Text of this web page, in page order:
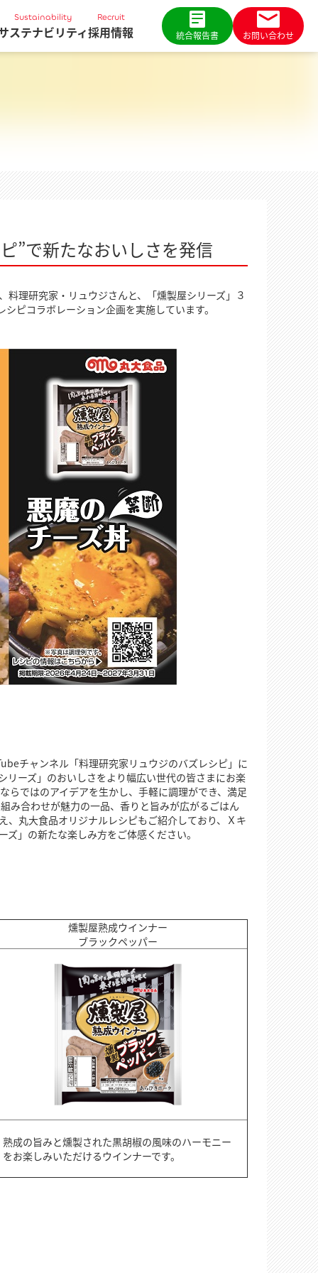
Sustainability
ステナビリティ
Recruit
採用情報 統合報告書 お問い合わせ
”で新たなおいしさを発信
理研究家・リュウジさんと、「燻製屋シリーズ」３
ピコラボレーション企画を実施しています。
チャンネル「料理研究家リュウジのバズレシピ」に
ーズ」のおいしさをより幅広い世代の皆さまにお楽
らではのアイデアを生かし、手軽に調理ができ、満足
み合わせが魅力の一品、香りと旨みが広がるごはん
、丸大食品オリジナルレシピもご紹介しており、Ｘキ
」の新たな楽しみ方をご体感ください。
燻製屋熟成ウインナー
ブラックペッパー
熟成の旨みと燻製された黒胡椒の風味のハーモニー
をお楽しみいただけるウインナーです。